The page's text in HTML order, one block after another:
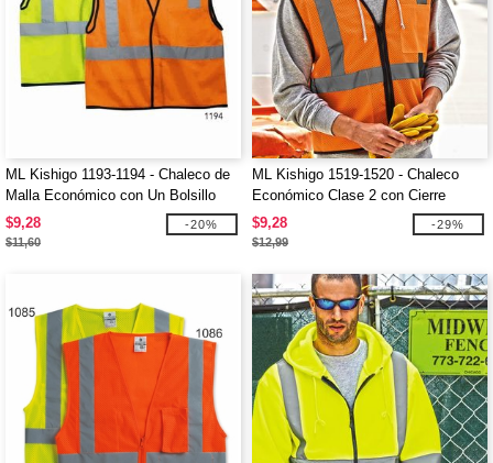
ML Kishigo 1193-1194 - Chaleco de
Malla Económico con Un Bolsillo
$9,28
$11,60
-20%
ML Kishigo 1519-1520 - Chaleco
Económico Clase 2 con Cierre
Frontal
$9,28
$12,99
-29%